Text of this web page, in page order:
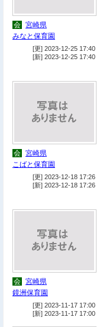
会 宮崎県
みなと保育園
[更] 2023-12-25 17:40
[新] 2023-12-25 17:40
会 宮崎県
こばと保育園
[更] 2023-12-18 17:26
[新] 2023-12-18 17:26
会 宮崎県
鏡洲保育園
[更] 2023-11-17 17:00
[新] 2023-11-17 17:00